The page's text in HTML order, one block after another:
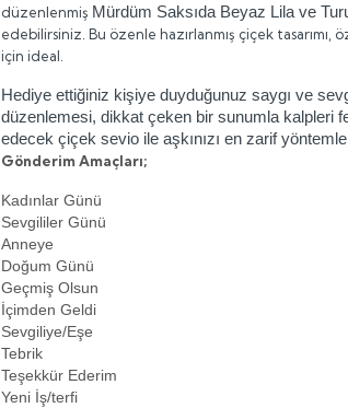
düzenlenmiş Mürdüm Saksıda Beyaz Lila ve
edebilirsiniz. Bu özenle hazırlanmış çiçek
için ideal.
Hediye ettiğiniz kişiye duyduğunuz saygı ve
düzenlemesi, dikkat çeken bir sunumla kalpleri
edecek çiçek sevio ile aşkınızı en zarif
Gönderim Amaçları;
Kadınlar Günü
Sevgililer Günü
Anneye
Doğum Günü
Geçmiş Olsun
İçimden Geldi
Sevgiliye/Eşe
Tebrik
Teşekkür Ederim
Yeni İş/terfi